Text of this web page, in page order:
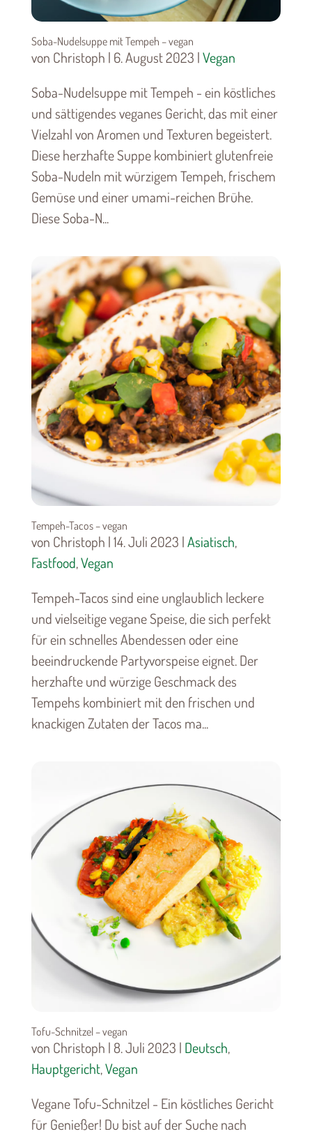
Soba-Nudelsuppe mit Tempeh – vegan
von Christoph | 6. August 2023 |Vegan
Soba-Nudelsuppe mit Tempeh - ein köstliches
und sättigendes veganes Gericht, das mit einer
Vielzahl von Aromen und Texturen begeistert.
Diese herzhafte Suppe kombiniert glutenfreie
Soba-Nudeln mit würzigem Tempeh, frischem
Gemüse und einer umami-reichen Brühe.
Diese Soba-N...
Tempeh-Tacos – vegan
von Christoph | 14. Juli 2023 |Asiatisch,
Fastfood,Vegan
Tempeh-Tacos sind eine unglaublich leckere
und vielseitige vegane Speise, die sich perfekt
für ein schnelles Abendessen oder eine
beeindruckende Partyvorspeise eignet. Der
herzhafte und würzige Geschmack des
Tempehs kombiniert mit den frischen und
knackigen Zutaten der Tacos ma...
Tofu-Schnitzel – vegan
von Christoph | 8. Juli 2023 | Deutsch,
Hauptgericht,Vegan
Vegane Tofu-Schnitzel - Ein köstliches Gericht
für Genießer! Du bist auf der Suche nach